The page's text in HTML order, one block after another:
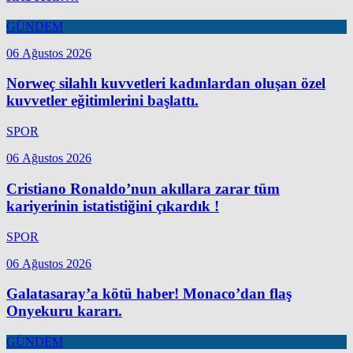
GÜNDEM
06 Ağustos 2026
Norweç silahlı kuvvetleri kadınlardan oluşan özel
kuvvetler eğitimlerini başlattı.
SPOR
06 Ağustos 2026
Cristiano Ronaldo’nun akıllara zarar tüm
kariyerinin istatistiğini çıkardık !
SPOR
06 Ağustos 2026
Galatasaray’a kötü haber! Monaco’dan flaş
Onyekuru kararı.
GÜNDEM